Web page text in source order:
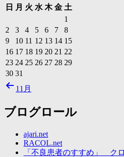
日
月 火 水 木 金 土
1
2
3 4 5 6 7
8
9
10 11 12 13 14 15
16 17 18 19 20 21 22
23 24 25 26 27 28 29
30 31
11月
ブログロール
ajari.net
RACOL.net
「不良患者のすすめ」 ク